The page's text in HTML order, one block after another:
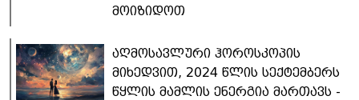
მოიზიდოთ
აღმოსავლური ჰოროსკოპის
მიხედვით, 2024 წლის სექტემბერს
წყლის მამლის ენერგია მართავს -